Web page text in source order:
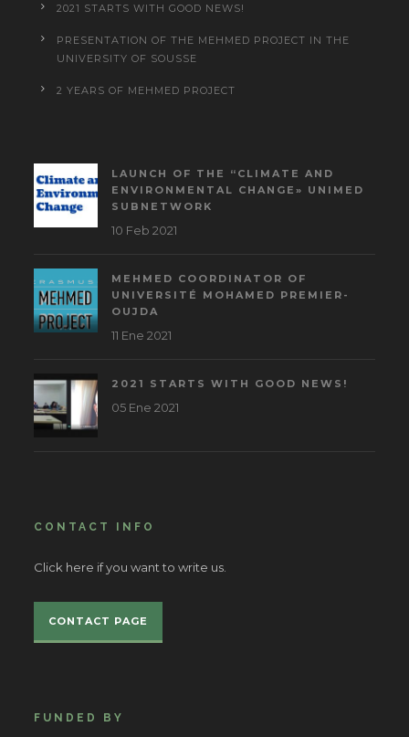
2021 STARTS WITH GOOD NEWS!
PRESENTATION OF THE MEHMED PROJECT IN THE
UNIVERSITY OF SOUSSE
2 YEARS OF MEHMED PROJECT
LAUNCH OF THE “CLIMATE AND
ENVIRONMENTAL CHANGE» UNIMED
SUBNETWORK
10 Feb 2021
MEHMED COORDINATOR OF
UNIVERSITÉ MOHAMED PREMIER-
OUJDA
11 Ene 2021
2021 STARTS WITH GOOD NEWS!
05 Ene 2021
CONTACT INFO
Click here if you want to write us.
CONTACT PAGE
FUNDED BY